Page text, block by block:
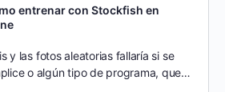
entrenar con Stockfish en
y las fotos aleatorias fallaría si se
o algún tipo de programa, que…